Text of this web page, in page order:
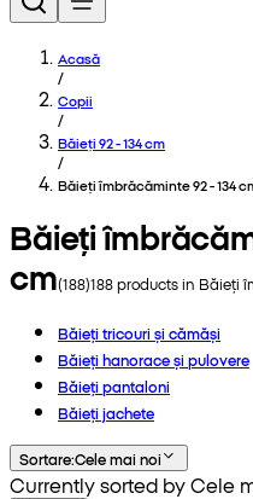
Acasă
/
Copii
/
Băieți 92 - 134 cm
/
Băieți îmbrăcăminte 92 - 134
Băieți
cm(188)188products in Băieți
Băieți tricouri și cămăși
Băieți hanorace și pulovere
Băieți pantaloni
Băieți jachete
Sortare:Cele mai noi
Currently sorted by Cele